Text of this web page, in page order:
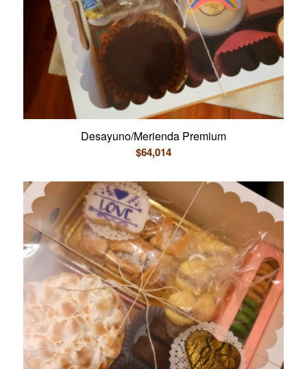
Desayuno/Merienda Premium
$64,014